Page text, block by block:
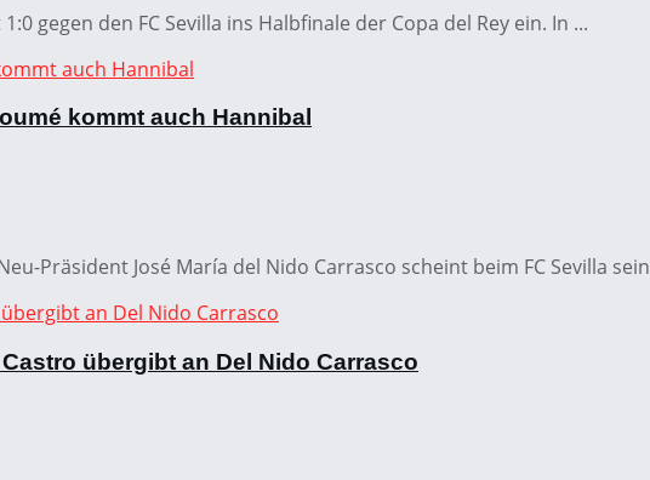
gegen den FC Sevilla ins Halbfinale der Copa del Rey ein. In ...
kommt auch Hannibal
Präsident José María del Nido Carrasco scheint beim FC Sevilla
übergibt an Del Nido Carrasco